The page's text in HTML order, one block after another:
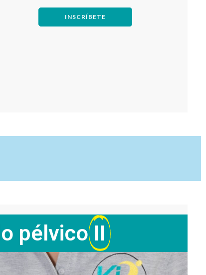
INSCRÍBETE
pélvico II